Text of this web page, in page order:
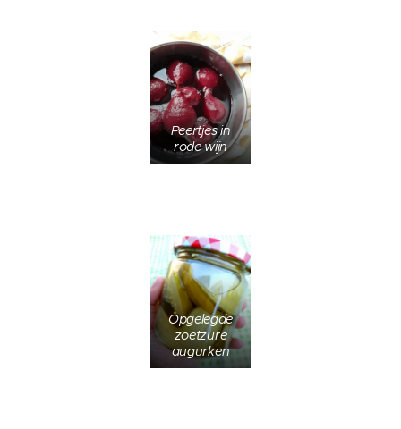
Peertjes in
rode wijn
Opgelegde
zoetzure
augurken